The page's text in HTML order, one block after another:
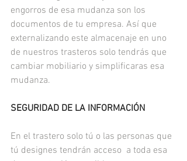
engorros de esa mudanza son los
documentos de tu empresa. Así que
externalizando este almacenaje en uno
de nuestros trasteros solo tendrás que
cambiar mobiliario y simplificaras esa
mudanza.
SEGURIDAD DE LA INFORMACIÓN
En el trastero solo tú o las personas que
tú designes tendrán acceso  a toda esa